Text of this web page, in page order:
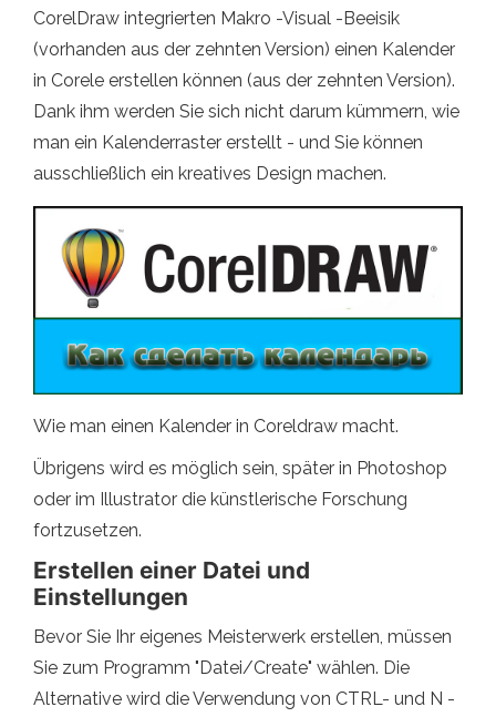
CorelDraw integrierten Makro -Visual -Beeisik
(vorhanden aus der zehnten Version) einen Kalender
in Corele erstellen können (aus der zehnten Version).
Dank ihm werden Sie sich nicht darum kümmern, wie
man ein Kalenderraster erstellt - und Sie können
ausschließlich ein kreatives Design machen.
Wie man einen Kalender in Coreldraw macht.
Übrigens wird es möglich sein, später in Photoshop
oder im Illustrator die künstlerische Forschung
fortzusetzen.
Erstellen einer Datei und
Einstellungen
Bevor Sie Ihr eigenes Meisterwerk erstellen, müssen
Sie zum Programm "Datei/Create" wählen. Die
Alternative wird die Verwendung von CTRL- und N -